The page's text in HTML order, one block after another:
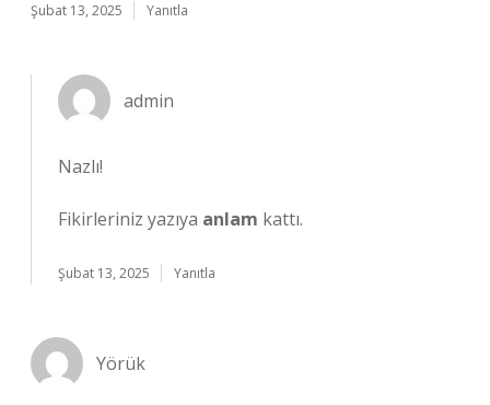
Şubat 13, 2025 Yanıtla
admin
Nazlı!
Fikirleriniz yazıya anlam kattı.
Şubat 13, 2025 Yanıtla
Yörük